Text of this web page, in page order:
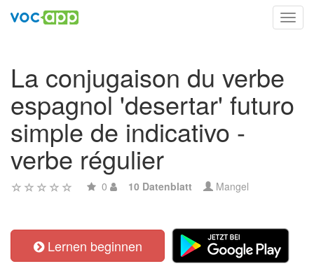
La conjugaison du verbe
espagnol 'desertar' futuro
simple de indicativo -
verbe régulier
0 10 Datenblatt Mangel
Lernen beginnen